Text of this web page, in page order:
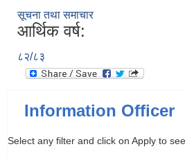
सूचना तथा समाचार
आर्थिक वर्ष:
८२/८३
Information Officer
Select any filter and click on Apply to